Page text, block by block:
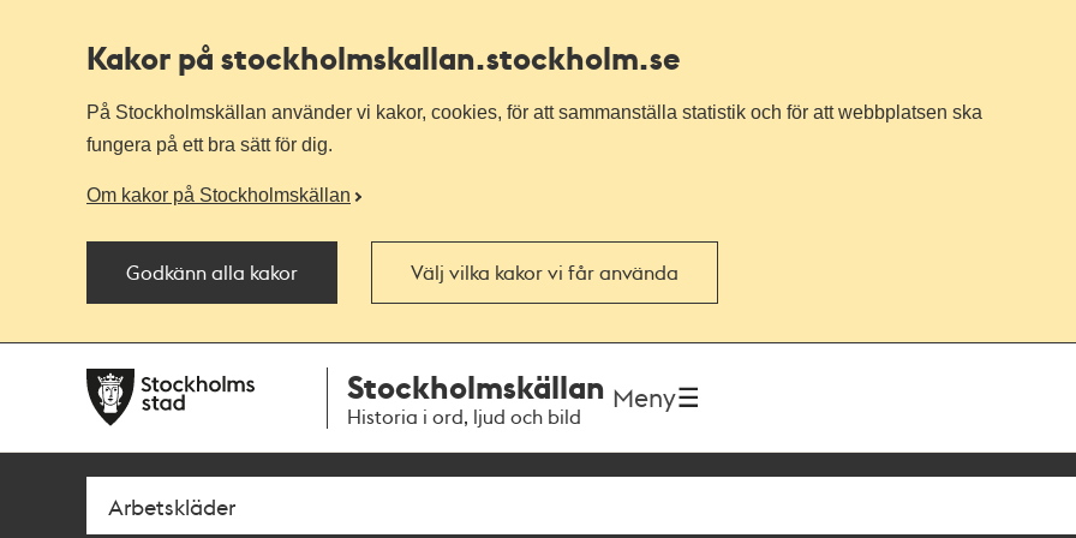
Kakor på stockholmskallan.stockholm.se
På Stockholmskällan använder vi kakor, cookies, för att sammanställa statistik och för att webbplatsen ska
fungera på ett bra sätt för dig.
Om kakor på Stockholmskällan
Godkänn alla kakor Välj vilka kakor vi får använda
navigationen
huvudinnehållet
Stockholmskällan
Historia i ord, ljud och bild
Meny
Sök